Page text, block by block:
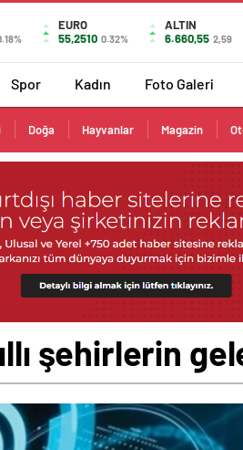
EURO
55,2510 0.32%
ALTIN
6.660,55 2,59
Spor Kadın Foto Galeri
Doğa Hayvanlar Magazin
şehirlerin